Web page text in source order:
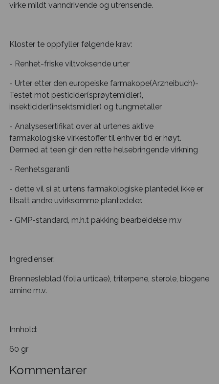
virke mildt vanndrivende og utrensende.
Kloster te oppfyller følgende krav:
- Renhet-friske viltvoksende urter
- Urter etter den europeiske farmakope(Arzneibuch)-
Testet mot pesticider(sprøytemidler),
insekticider(insektsmidler) og tungmetaller
- Analysesertifikat over at urtenes aktive
farmakologiske virkestoffer til enhver tid er høyt.
Dermed at teen gir den rette helsebringende virkning
- Renhetsgaranti
- dette vil si at urtens farmakologiske plantedel ikke er
tilsatt andre uvirksomme plantedeler.
- GMP-standard, m.h.t pakking bearbeidelse m.v
Ingredienser:
Brennesleblad (folia urticae), triterpene, sterole, biogene
amine m.v.
Innhold:
60 gr
Kommentarer